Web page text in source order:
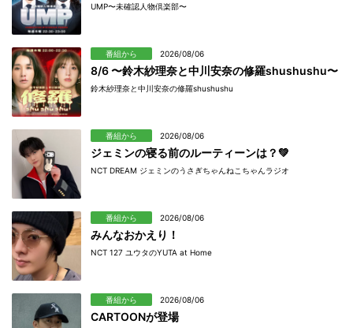
UMP〜未確認人物倶楽部〜
番組から 2026/08/06
8/6 〜鈴木紗理奈と中川安奈の修羅shushushu〜
鈴木紗理奈と中川安奈の修羅shushushu
番組から 2026/08/06
ジェミンの寝る前のルーティーンは？💚
NCT DREAM ジェミンのうさぎちゃんねこちゃんラジオ
番組から 2026/08/06
みんなおかえり！
NCT 127 ユウタのYUTA at Home
番組から 2026/08/06
CARTOONが登場